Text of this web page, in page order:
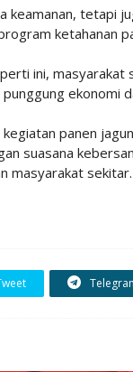
keamanan, tetapi
ketahanan
ini,
ekonomi
panen
suasana
masyarakat